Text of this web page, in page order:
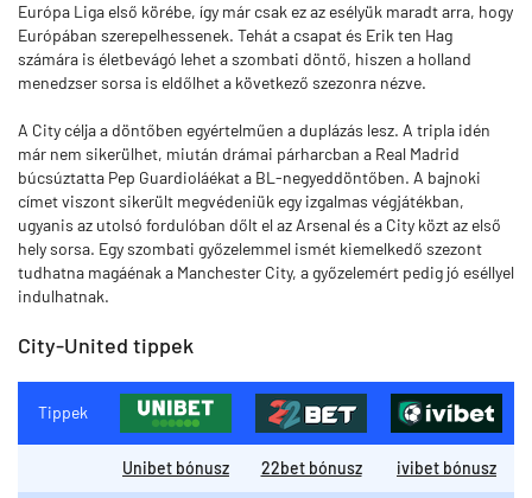
Európa Liga első körébe, így már csak ez az esélyük maradt arra, hogy
Európában szerepelhessenek. Tehát a csapat és Erik ten Hag
számára is életbevágó lehet a szombati döntő, hiszen a holland
menedzser sorsa is eldőlhet a következő szezonra nézve.
A City célja a döntőben egyértelműen a duplázás lesz. A tripla idén
már nem sikerülhet, miután drámai párharcban a Real Madrid
búcsúztatta Pep Guardioláékat a BL-negyeddöntőben. A bajnoki
címet viszont sikerült megvédeniük egy izgalmas végjátékban,
ugyanis az utolsó fordulóban dőlt el az Arsenal és a City közt az első
hely sorsa. Egy szombati győzelemmel ismét kiemelkedő szezont
tudhatna magáénak a Manchester City, a győzelemért pedig jó eséllyel
indulhatnak.
City-United tippek
Tippek
Unibet bónusz 22bet bónusz ivibet bónusz